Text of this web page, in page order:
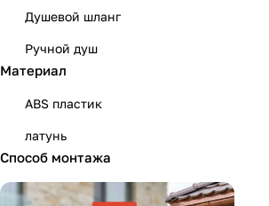
Душевой шланг
Ручной душ
Материал
ABS пластик
латунь
Способ монтажа